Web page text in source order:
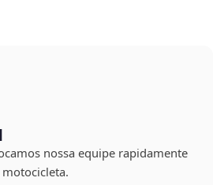
nossa equipe rapidamente